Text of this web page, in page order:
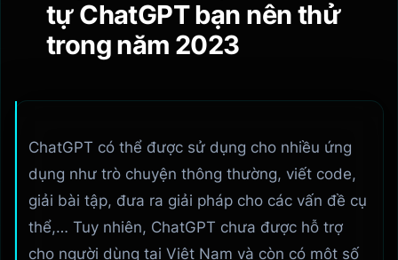
tự ChatGPT bạn nên thử
trong năm 2023
ChatGPT có thể được sử dụng cho nhiều ứng
dụng như trò chuyện thông thường, viết code,
giải bài tập, đưa ra giải pháp cho các vấn đề cụ
thể,… Tuy nhiên, ChatGPT chưa được hỗ trợ
cho người dùng tại Việt Nam và còn có một số